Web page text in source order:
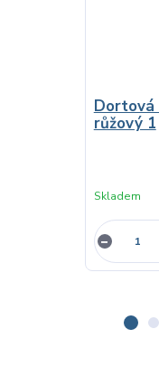
Dortová
růžový 1
Skladem